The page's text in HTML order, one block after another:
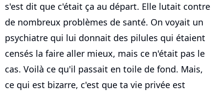
s'est dit que c'était ça au départ. Elle lutait contre
de nombreux problèmes de santé. On voyait un
psychiatre qui lui donnait des pilules qui étaient
censés la faire aller mieux, mais ce n'était pas le
cas. Voilà ce qu'il passait en toile de fond. Mais,
ce qui est bizarre, c'est que ta vie privée est